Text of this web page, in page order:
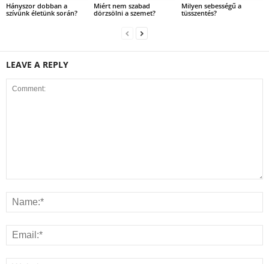
Hányszor dobban a
szívünk életünk során?
Miért nem szabad
dörzsölni a szemet?
Milyen sebességű a
tüsszentés?
LEAVE A REPLY